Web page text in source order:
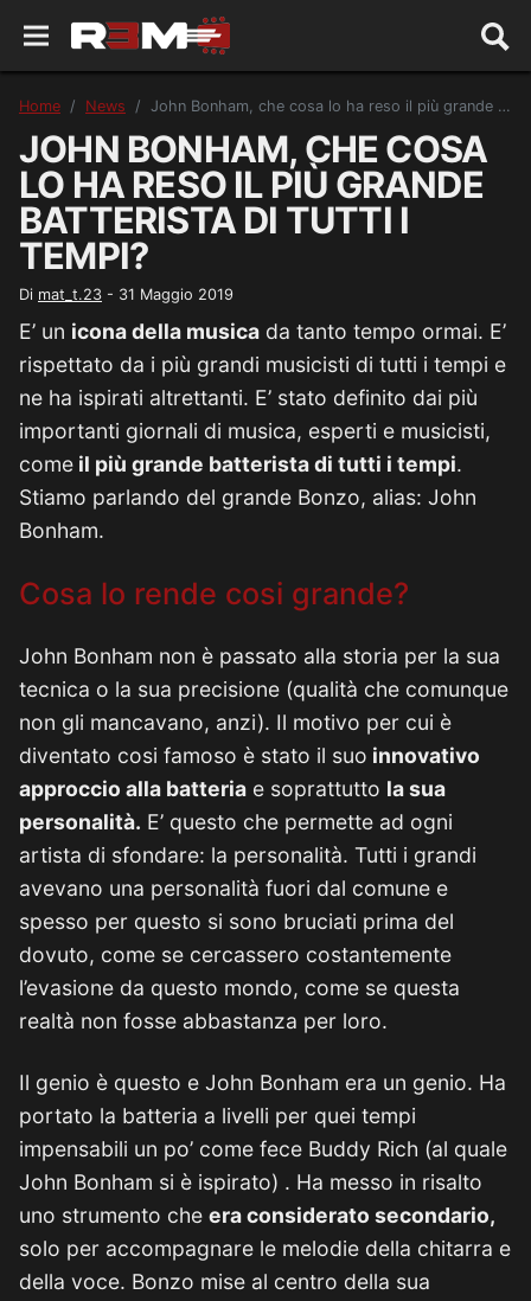
Home News John Bonham, che cosa lo ha reso il più grande batterista di tutti i tempi?
JOHN BONHAM, CHE COSA
LO HA RESO IL PIÙ GRANDE
BATTERISTA DI TUTTI I
TEMPI?
Di mat_t.23 - 31 Maggio 2019
E’ un icona della musica da tanto tempo ormai. E’
rispettato da i più grandi musicisti di tutti i tempi e
ne ha ispirati altrettanti. E’ stato definito dai più
importanti giornali di musica, esperti e musicisti,
come il più grande batterista di tutti i tempi.
Stiamo parlando del grande Bonzo, alias: John
Bonham.
Cosa lo rende cosi grande?
John Bonham non è passato alla storia per la sua
tecnica o la sua precisione (qualità che comunque
non gli mancavano, anzi). Il motivo per cui è
diventato cosi famoso è stato il suo innovativo
approccio alla batteria e soprattutto la sua
personalità. E’ questo che permette ad ogni
artista di sfondare: la personalità. Tutti i grandi
avevano una personalità fuori dal comune e
spesso per questo si sono bruciati prima del
dovuto, come se cercassero costantemente
l’evasione da questo mondo, come se questa
realtà non fosse abbastanza per loro.
Il genio è questo e John Bonham era un genio. Ha
portato la batteria a livelli per quei tempi
impensabili un po’ come fece Buddy Rich (al quale
John Bonham si è ispirato) . Ha messo in risalto
uno strumento che era considerato secondario,
solo per accompagnare le melodie della chitarra e
della voce. Bonzo mise al centro della sua